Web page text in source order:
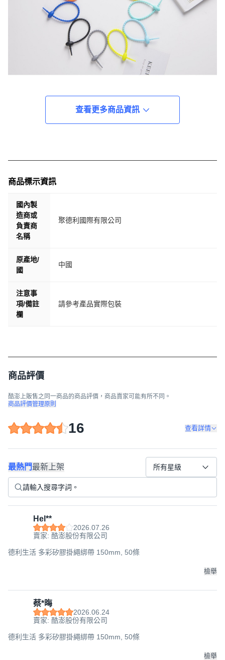
查看更多商品資訊
商品標示資訊
國內製
造商或
負責商
名稱
聚德利國際有限公司
原產地/
國
中國
注意事
項/備註
欄
請參考產品實際包裝
商品評價
酷澎上販售之同一商品的商品評價，商品賣家可能有所不同。
商品評價管理原則
16 查看詳情
最熱門最新上架 所有星級
Hel**
2026.07.26
賣家: 酷澎股份有限公司
德利生活 多彩矽膠掛繩綁帶 150mm, 50條
檢舉
蔡*晦
2026.06.24
賣家: 酷澎股份有限公司
德利生活 多彩矽膠掛繩綁帶 150mm, 50條
檢舉